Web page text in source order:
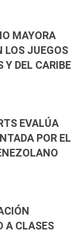
MAYORA
LOS JUEGOS
Y DEL CARIBE
EVALÚA
POR EL
A CLASES